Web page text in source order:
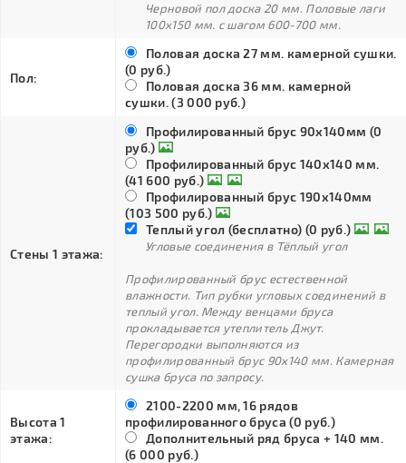
Черновой пол доска 20 мм. Половые лаги
100х150 мм. с шагом 600-700 мм.
Пол:
Половая доска 27 мм. камерной сушки.
(0 руб.)
Половая доска 36 мм. камерной
сушки. (3 000 руб.)
Стены 1 этажа:
Профилированный брус 90х140мм (0
руб.)
Профилированный брус 140х140 мм.
(41 600 руб.)
Профилированный брус 190х140мм
(103 500 руб.)
Теплый угол (бесплатно) (0 руб.)
Угловые соединения в Тёплый угол
Профилированный брус естественной
влажности. Тип рубки угловых соединений в
теплый угол. Между венцами бруса
прокладывается утеплитель Джут.
Перегородки выполняются из
профилированный брус 90х140 мм. Камерная
сушка бруса по запросу.
Высота 1
этажа:
2100-2200 мм, 16 рядов
профилированного бруса (0 руб.)
Дополнительный ряд бруса + 140 мм.
(6 000 руб.)